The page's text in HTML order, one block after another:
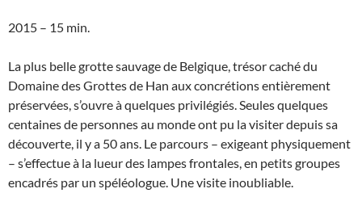
2015 – 15 min.
La plus belle grotte sauvage de Belgique, trésor caché du
Domaine des Grottes de Han aux concrétions entièrement
préservées, s’ouvre à quelques privilégiés. Seules quelques
centaines de personnes au monde ont pu la visiter depuis sa
découverte, il y a 50 ans. Le parcours – exigeant physiquement
– s’effectue à la lueur des lampes frontales, en petits groupes
encadrés par un spéléologue. Une visite inoubliable.